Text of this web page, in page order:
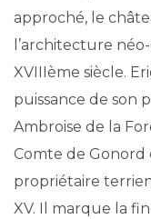
approché, le
l’architecture
XVIIIème siècle.
puissance de son
Ambroise de la
Comte de
propriétaire
XV. Il marque la